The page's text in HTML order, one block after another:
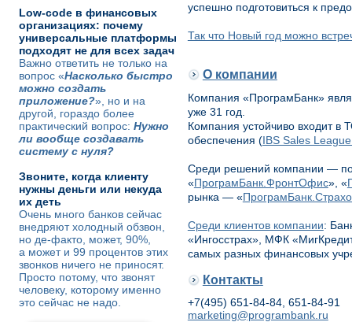
Low-code в финансовых
организациях: почему
универсальные платформы
подходят не для всех задач
Важно ответить не только на
вопрос «Насколько быстро
можно создать
приложение?», но и на
другой, гораздо более
практический вопрос: Нужно
ли вообще создавать
систему с нуля?
Звоните, когда клиенту
нужны деньги или некуда
их деть
Очень много банков сейчас
внедряют холодный обзвон,
но де-факто, может, 90%,
а может и 99 процентов этих
звонков ничего не приносят.
Просто потому, что звонят
человеку, которому именно
это сейчас не надо.
успешно подготовиться к
Так что Новый год можно
О компании
Компания «ПрограмБанк»
уже 31 год.
Компания устойчиво входит в
обеспечения (IBS Sales
Среди решений компании —
«ПрограмБанк.ФронтОфис», «
рынка — «
Среди клиентов компании:
«Ингосстрах», МФК
самых разных финансовых
Контакты
+7(495) 651-84-84, 651-84-91
marketing@programbank.ru